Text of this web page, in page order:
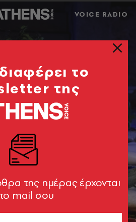
VOICE RADIO
το
της
της ημέρας έρχονται
mail σου